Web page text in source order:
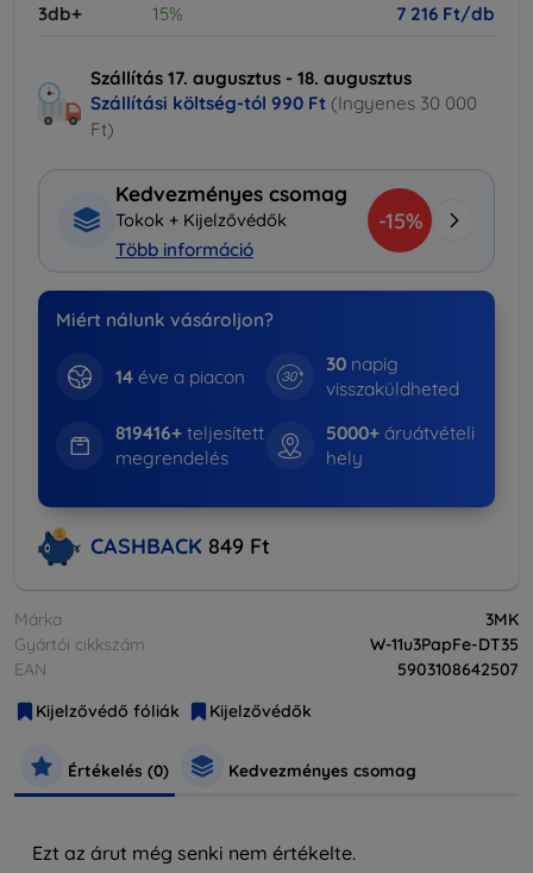
3db+ 15% 7 216 Ft/db
Szállítás 17. augusztus - 18. augusztus
Szállítási költség-tól 990 Ft (Ingyenes 30 000
Ft)
Kedvezményes csomag
Tokok + Kijelzővédők
Több információ
-15%
Miért nálunk vásároljon?
14éve a piacon
30 napig
visszaküldheted
819416+teljesített
megrendelés
5000+ áruátvételi
hely
CASHBACK 849 Ft
Márka
3MK
Gyártói cikkszám
W-11u3PapFe-DT35
EAN
5903108642507
Kijelzővédő fóliák
Kijelzővédők
Értékelés (0) Kedvezményes csomag
Ezt az árut még senki nem értékelte.